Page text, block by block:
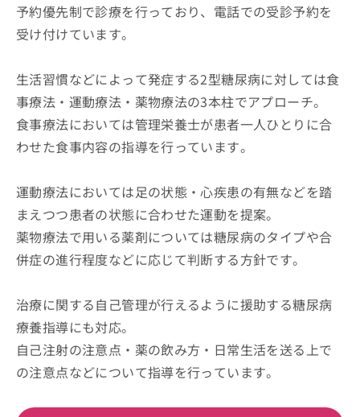
予約優先制で診療を行っており、電話での受診予約を
受け付けています。
生活習慣などによって発症する2型糖尿病に対しては食
事療法・運動療法・薬物療法の3本柱でアプローチ。
食事療法においては管理栄養士が患者一人ひとりに合
わせた食事内容の指導を行っています。
運動療法においては足の状態・心疾患の有無などを踏
まえつつ患者の状態に合わせた運動を提案。
薬物療法で用いる薬剤については糖尿病のタイプや合
併症の進行程度などに応じて判断する方針です。
治療に関する自己管理が行えるように援助する糖尿病
療養指導にも対応。
自己注射の注意点・薬の飲み方・日常生活を送る上で
の注意点などについて指導を行っています。